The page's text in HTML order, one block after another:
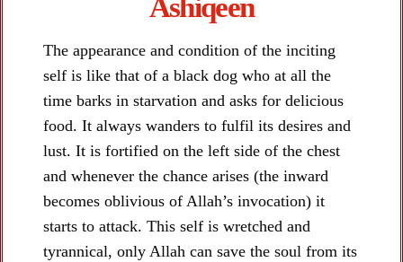
Ashiqeen​
The appearance and condition of the inciting
self is like that of a black dog who at all the
time barks in starvation and asks for delicious
food. It always wanders to fulfil its desires and
lust. It is fortified on the left side of the chest
and whenever the chance arises (the inward
becomes oblivious of Allah’s invocation) it
starts to attack. This self is wretched and
tyrannical, only Allah can save the soul from its